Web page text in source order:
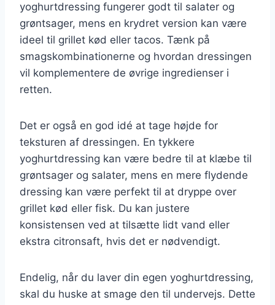
yoghurtdressing fungerer godt til salater og
grøntsager, mens en krydret version kan være
ideel til grillet kød eller tacos. Tænk på
smagskombinationerne og hvordan dressingen
vil komplementere de øvrige ingredienser i
retten.
Det er også en god idé at tage højde for
teksturen af dressingen. En tykkere
yoghurtdressing kan være bedre til at klæbe til
grøntsager og salater, mens en mere flydende
dressing kan være perfekt til at dryppe over
grillet kød eller fisk. Du kan justere
konsistensen ved at tilsætte lidt vand eller
ekstra citronsaft, hvis det er nødvendigt.
Endelig, når du laver din egen yoghurtdressing,
skal du huske at smage den til undervejs. Dette